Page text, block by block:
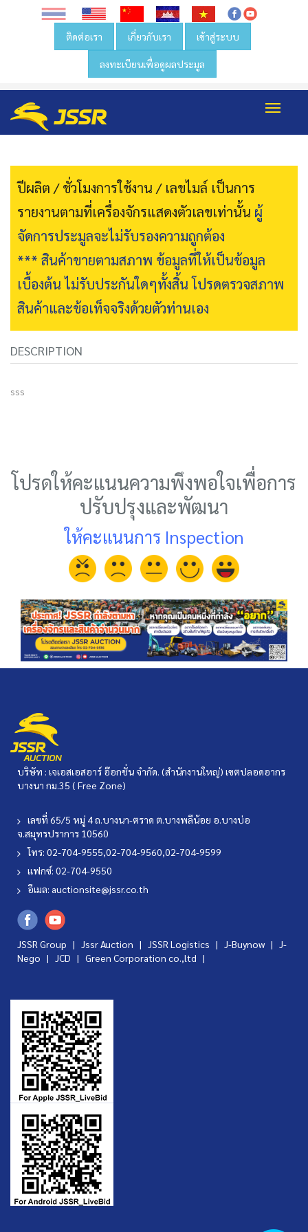
ติดต่อเรา เกี่ยวกับเรา เข้าสู่ระบบ
ลงทะเบียนเพื่อดูผลประมูล
ปีผลิต / ชั่วโมงการใช้งาน / เลขไมล์ เป็นการ
รายงานตามที่เครื่องจักรแสดงตัวเลขเท่านั้น ผู้
จัดการประมูลจะไม่รับรองความถูกต้อง
*** สินค้าขายตามสภาพ ข้อมูลที่ให้เป็นข้อมูล
เบื้องต้น ไม่รับประกันใดๆทั้งสิ้น โปรดตรวจสภาพ
สินค้าและข้อเท็จจริงด้วยตัวท่านเอง
DESCRIPTION
sss
โปรดให้คะแนนความพึงพอใจเพื่อการ
ปรับปรุงและพัฒนา
ให้คะแนนการ Inspection
บริษัท : เจเอสเอสอาร์ อ๊อกชั่น จำกัด. (สำนักงานใหญ่) เขตปลอดอากร
บางนา กม.35 ( Free Zone)
เลขที่ 65/5 หมู่ 4 ถ.บางนา-ตราด ต.บางพลีน้อย อ.บางบ่อ
จ.สมุทรปราการ 10560
โทร: 02-704-9555,02-704-9560,02-704-9599
แฟกซ์: 02-704-9550
อีเมล: auctionsite@jssr.co.th
JSSR Group | Jssr Auction | JSSR Logistics | J-Buynow | J-
Nego | JCD | Green Corporation co.,ltd |